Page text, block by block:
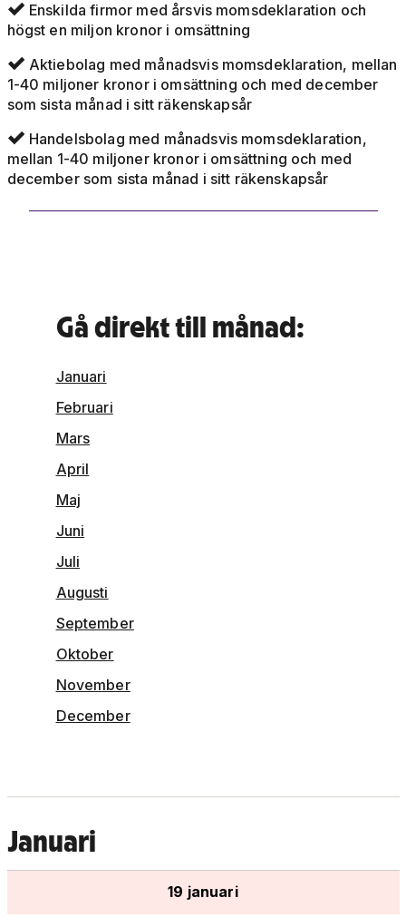
 Enskilda firmor med årsvis momsdeklaration och
högst en miljon kronor i omsättning
 Aktiebolag med månadsvis momsdeklaration, mellan
1-40 miljoner kronor i omsättning och med december
som sista månad i sitt räkenskapsår
 Handelsbolag med månadsvis momsdeklaration,
mellan 1-40 miljoner kronor i omsättning och med
december som sista månad i sitt räkenskapsår
Gå direkt till månad:
Januari
Februari
Mars
April
Maj
Juni
Juli
Augusti
September
Oktober
November
December
Januari
19 januari